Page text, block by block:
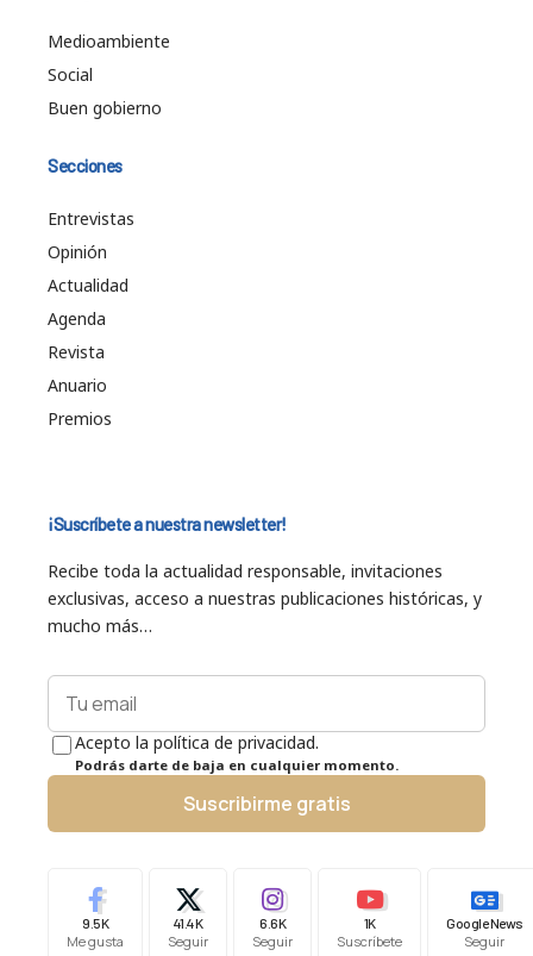
Medioambiente
Social
Buen gobierno
Secciones
Entrevistas
Opinión
Actualidad
Agenda
Revista
Anuario
Premios
¡Suscríbete a nuestra newsletter!
Recibe toda la actualidad responsable, invitaciones
exclusivas, acceso a nuestras publicaciones históricas, y
mucho más…
Acepto la política de privacidad.
Podrás darte de baja en cualquier momento.
Suscribirme gratis
9.5K
Me gusta
41.4K
Seguir
6.6K
Seguir
1K
Suscríbete
Google News
Seguir